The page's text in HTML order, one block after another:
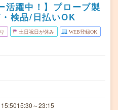
活躍中！】プローブ製
検品/日払いOK
土日祝日が休み WEB登録OK
～23:15